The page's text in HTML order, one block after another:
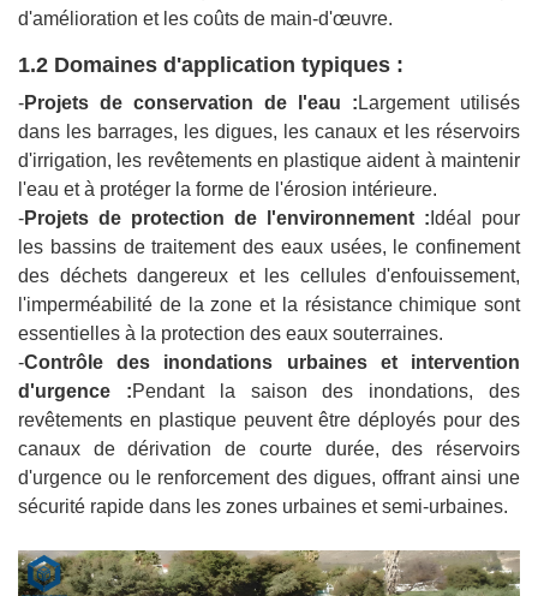
d'amélioration et les coûts de main-d'œuvre.
1.2 Domaines d'application typiques :
-Projets de conservation de l'eau : Largement utilisés
dans les barrages, les digues, les canaux et les réservoirs
d'irrigation, les revêtements en plastique aident à maintenir
l'eau et à protéger la forme de l'érosion intérieure.
-Projets de protection de l'environnement : Idéal pour
les bassins de traitement des eaux usées, le confinement
des déchets dangereux et les cellules d'enfouissement,
l'imperméabilité de la zone et la résistance chimique sont
essentielles à la protection des eaux souterraines.
-Contrôle des inondations urbaines et intervention
d'urgence :Pendant la saison des inondations, des
revêtements en plastique peuvent être déployés pour des
canaux de dérivation de courte durée, des réservoirs
d'urgence ou le renforcement des digues, offrant ainsi une
sécurité rapide dans les zones urbaines et semi-urbaines.